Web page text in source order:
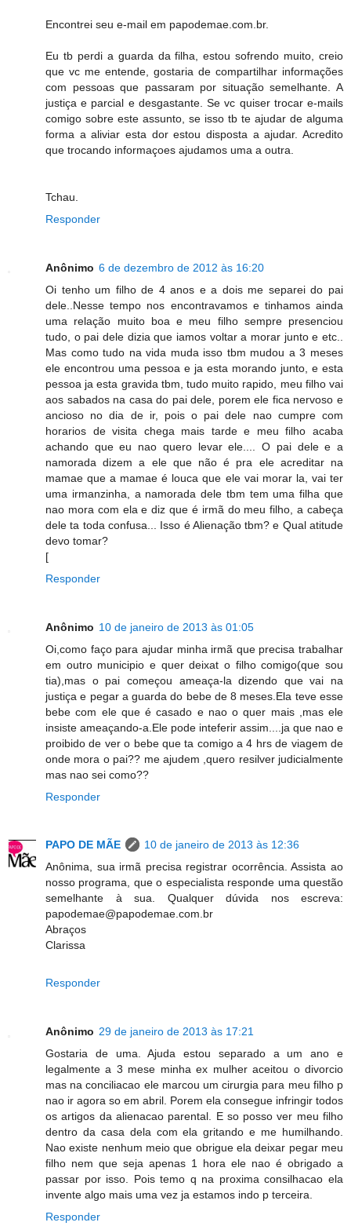
Encontrei seu e-mail em papodemae.com.br.
Eu tb perdi a guarda da filha, estou sofrendo muito, creio
que vc me entende, gostaria de compartilhar informações
com pessoas que passaram por situação semelhante. A
justiça e parcial e desgastante. Se vc quiser trocar e-mails
comigo sobre este assunto, se isso tb te ajudar de alguma
forma a aliviar esta dor estou disposta a ajudar. Acredito
que trocando informaçoes ajudamos uma a outra.
Tchau.
Responder
Anônimo 6 de dezembro de 2012 às 16:20
Oi tenho um filho de 4 anos e a dois me separei do pai
dele..Nesse tempo nos encontravamos e tinhamos ainda
uma relação muito boa e meu filho sempre presenciou
tudo, o pai dele dizia que iamos voltar a morar junto e etc..
Mas como tudo na vida muda isso tbm mudou a 3 meses
ele encontrou uma pessoa e ja esta morando junto, e esta
pessoa ja esta gravida tbm, tudo muito rapido, meu filho vai
aos sabados na casa do pai dele, porem ele fica nervoso e
ancioso no dia de ir, pois o pai dele nao cumpre com
horarios de visita chega mais tarde e meu filho acaba
achando que eu nao quero levar ele.... O pai dele e a
namorada dizem a ele que não é pra ele acreditar na
mamae que a mamae é louca que ele vai morar la, vai ter
uma irmanzinha, a namorada dele tbm tem uma filha que
nao mora com ela e diz que é irmã do meu filho, a cabeça
dele ta toda confusa... Isso é Alienação tbm? e Qual atitude
devo tomar?
[
Responder
Anônimo 10 de janeiro de 2013 às 01:05
Oi,como faço para ajudar minha irmã que precisa trabalhar
em outro municipio e quer deixat o filho comigo(que sou
tia),mas o pai começou ameaça-la dizendo que vai na
justiça e pegar a guarda do bebe de 8 meses.Ela teve esse
bebe com ele que é casado e nao o quer mais ,mas ele
insiste ameaçando-a.Ele pode inteferir assim....ja que nao e
proibido de ver o bebe que ta comigo a 4 hrs de viagem de
onde mora o pai?? me ajudem ,quero resilver judicialmente
mas nao sei como??
Responder
PAPO DE MÃE
10 de janeiro de 2013 às 12:36
Anônima, sua irmã precisa registrar ocorrência. Assista ao
nosso programa, que o especialista responde uma questão
semelhante à sua. Qualquer dúvida nos escreva:
papodemae@papodemae.com.br
Abraços
Clarissa
Responder
Anônimo 29 de janeiro de 2013 às 17:21
Gostaria de uma. Ajuda estou separado a um ano e
legalmente a 3 mese minha ex mulher aceitou o divorcio
mas na conciliacao ele marcou um cirurgia para meu filho p
nao ir agora so em abril. Porem ela consegue infringir todos
os artigos da alienacao parental. E so posso ver meu filho
dentro da casa dela com ela gritando e me humilhando.
Nao existe nenhum meio que obrigue ela deixar pegar meu
filho nem que seja apenas 1 hora ele nao é obrigado a
passar por isso. Pois temo q na proxima consilhacao ela
invente algo mais uma vez ja estamos indo p terceira.
Responder